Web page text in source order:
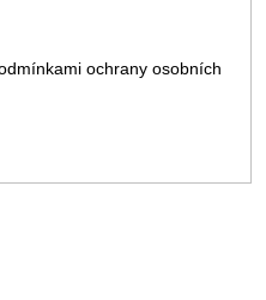
ochrany osobních